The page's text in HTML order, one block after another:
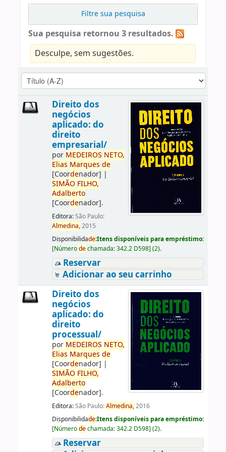
Filtre sua pesquisa
Sua pesquisa retornou 3 resultados.
Desculpe, sem sugestões.
Direito dos
negócios
aplicado: do
direito
empresarial/
por MEDEIROS NETO,
Elias Marques de
[Coordenador] |
SIMÃO FILHO,
Adalberto
[Coordenador].
Editora:São Paulo:
Almedina,2015
Disponibilidade:Itens disponíveis para empréstimo:
[Númerodechamada:342.2 D598] (2).
Reservar
Adicionar ao seu carrinho
Direito dos
negócios
aplicado: do
direito
processual/
por MEDEIROS NETO,
Elias Marques de
[Coordenador] |
SIMÃO FILHO,
Adalberto
[Coordenador].
Editora:São Paulo:Almedina,2016
Disponibilidade:Itens disponíveis para empréstimo:
[Númerodechamada:342.2 D598] (2).
Reservar